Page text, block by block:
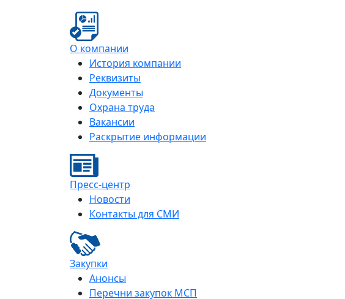
О компании
История компании
Реквизиты
Документы
Охрана труда
Вакансии
Раскрытие информации
Пресс-центр
Новости
Контакты для СМИ
Закупки
Анонсы
Перечни закупок МСП